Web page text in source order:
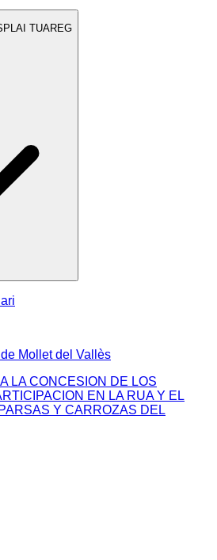
TUAREG
Mollet del Vallès
LA CONCESION DE LOS
EN LA RUA Y EL
Y CARROZAS DEL